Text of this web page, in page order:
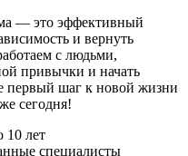
— это эффективный
и вернуть
с людьми,
привычки и начать
первый шаг к новой жизни
сегодня!
10 лет
специалисты